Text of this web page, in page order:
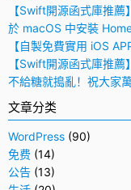
【Swift開源函式庫推
於 macOS 中安裝
【自製免費實用 iOS
【Swift開源函式庫推
不給糖就搗亂！祝大家
文章分类
WordPress (90)
免费 (14)
公告 (13)